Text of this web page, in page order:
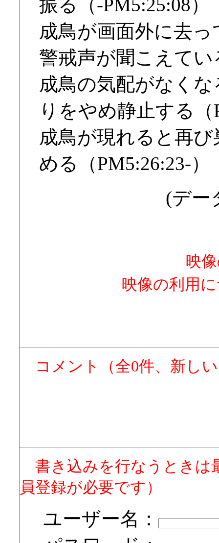
振る（-PM5:25:08）
成鳥が画面外に去
警戒声が聞こえてい
成鳥の気配がなく
りをやめ静止する（
成鳥が現れると再
める（PM5:26:23-）
(デー
映
映像の利用
コメント（全0件、新し
書き込みを行なうときは
員登録が必要です）
ユーザー名：